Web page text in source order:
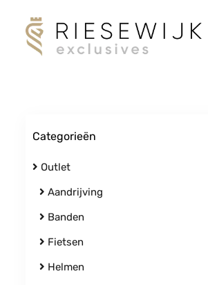
Categorieën
Outlet
Aandrijving
Banden
Fietsen
Helmen